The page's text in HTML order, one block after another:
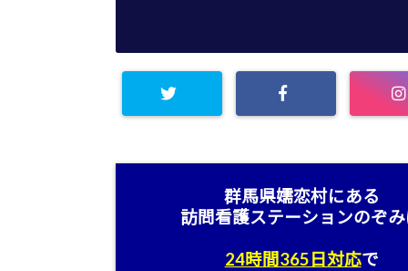
群馬県嬬恋村にある
訪問看護ステーションのぞ
24時間365日対応で